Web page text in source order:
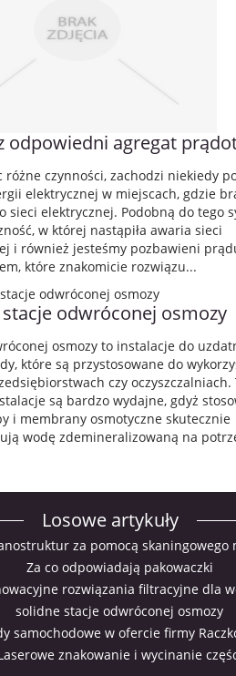
odpowiedni agregat
różne czynności, zachodzi niekiedy
elektrycznej w miejscach, gdzie
sieci elektrycznej. Podobną do tego
w której nastąpiła awaria sieci
i również jesteśmy pozbawieni
które znakomicie rozwiązu...
odwróconej osmozy
osmozy to instalacje do
które są przystosowane do
czy oczyszczalniach.
są bardzo wydajne, gdyż
i membrany osmotyczne skutecznie
wodę zdemineralizowaną na
Losowe artykuły
za pomocą skaningowego
Za co odpowiadają pakowaczki
rozwiązania filtracyjne dla
solidne stacje odwróconej osmozy
samochodowe w ofercie firmy
znakowanie i wycinanie